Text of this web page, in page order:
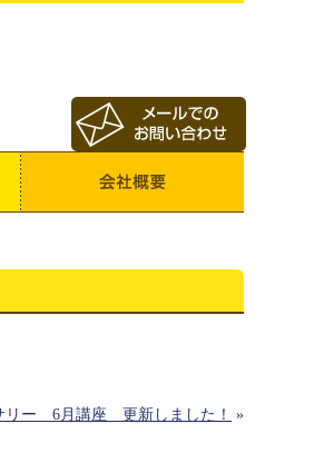
リー 6月講座 更新しました！ »